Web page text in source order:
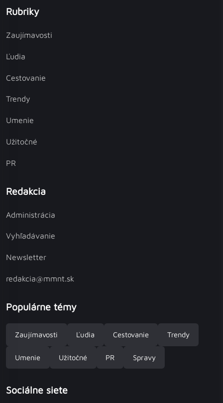
Rubriky
Zaujímavosti
Ľudia
Cestovanie
Trendy
Umenie
Užitočné
PR
Redakcia
Administrácia
Vyhľadávanie
Newsletter
redakcia@mmnt.sk
Populárne témy
Zaujímavosti Ľudia Cestovanie Trendy
Umenie Užitočné PR Spravy
Sociálne siete